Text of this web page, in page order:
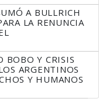
A BULLRICH
LA RENUNCIA
BOBO Y CRISIS
ARGENTINOS
Y HUMANOS